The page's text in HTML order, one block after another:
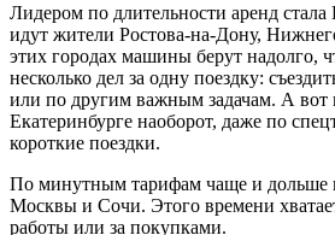
Лидером по длительности аренд стала
идут жители Ростова-на-Дону,
этих городах машины берут надолго,
несколько дел за одну поездку:
или по другим важным задачам. А
Екатеринбурге наоборот, даже по
короткие поездки.
По минутным тарифам чаще и дольше
Москвы и Сочи. Этого времени
работы или за покупками.